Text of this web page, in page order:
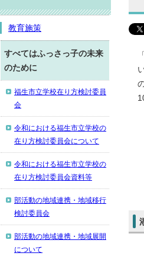
教育施策
すべてはふっさっ子の未来
のために
福生市立学校在り方検討委員
会
令和における福生市立学校の
在り方検討委員会について
令和における福生市立学校の
在り方検討委員会資料等
部活動の地域連携・地域移行
検討委員会
部活動の地域連携・地域展開
について